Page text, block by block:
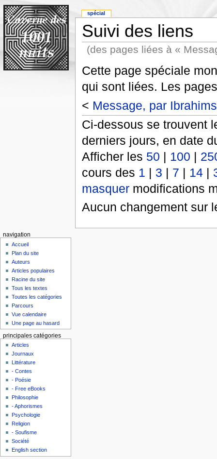
Suivi des liens
(des pages liées à «
Cette page spéciale
qui sont liées. Les
< Message, par
Ci-dessous se trouvent
derniers jours, en date
Afficher les 50 | 100 |
cours des 1 | 3 | 7 | 14|
masquermodifications
Aucun changement sur
spécial
navigation
Accueil
Plan du site
Auteurs
Articles populaires
Racine du site
Tous les textes
Toutes les catégories
Parcours
Vue calendaire
Une page au hasard
principales catégories
Articles
Journaux
Littérature
- Contes
- Poésie
- Free eBooks
Philosophie
- Aphorismes
Psychologie
Religion
- Soufisme
Société
English section